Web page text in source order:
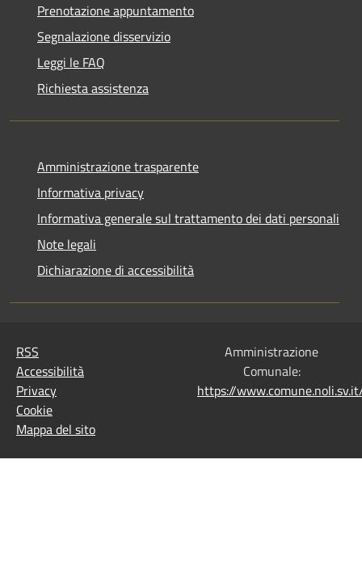
Prenotazione appuntamento
Segnalazione disservizio
Leggi le FAQ
Richiesta assistenza
Amministrazione trasparente
Informativa privacy
Informativa generale sul trattamento dei dati personali
Note legali
Dichiarazione di accessibilità
RSS
Accessibilità
Privacy
Cookie
Mappa del sito
Amministrazione
Comunale:
https://